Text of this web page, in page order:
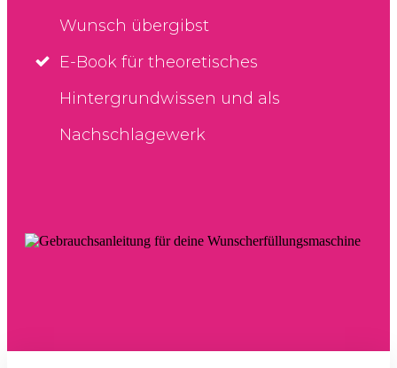
Wunsch übergibst
E-Book für theoretisches
Hintergrundwissen und als
Nachschlagewerk